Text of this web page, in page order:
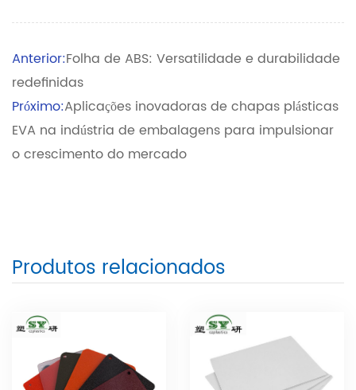
Anterior:Folha de ABS: Versatilidade e durabilidade
redefinidas
Próximo:Aplicações inovadoras de chapas plásticas
EVA na indústria de embalagens para impulsionar
o crescimento do mercado
Produtos relacionados